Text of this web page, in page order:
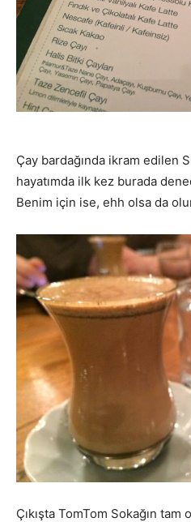
Çay bardağında ikram edilen
hayatımda ilk kez burada
Benim için ise, ehh olsa da
Çıkışta TomTom Sokağın tam